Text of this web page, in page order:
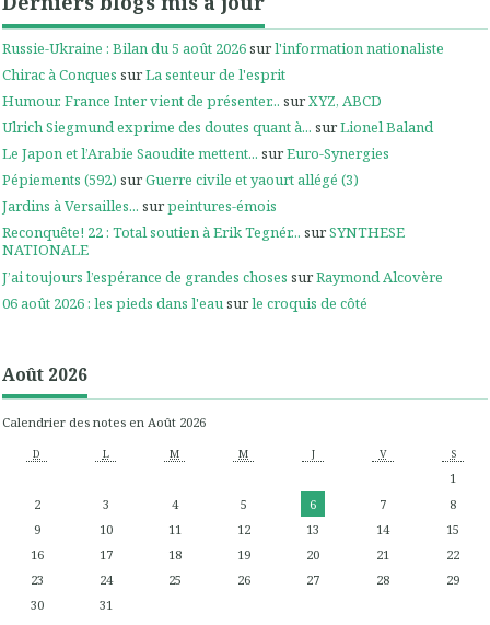
Russie-Ukraine : Bilan du 5 août 2026surl'information nationaliste
Chirac à Conques surLa senteur de l'esprit
Humour. France Inter vient de présenter... surXYZ, ABCD
Ulrich Siegmund exprime des doutes quant à... surLionel Baland
Le Japon et l’Arabie Saoudite mettent... surEuro-Synergies
Pépiements (592) surGuerre civile et yaourt allégé (3)
Jardins à Versailles... surpeintures-émois
Reconquête! 22 : Total soutien à Erik Tegnér... surSYNTHESE
NATIONALE
J’ai toujours l’espérance de grandes choses surRaymond Alcovère
06 août 2026 : les pieds dans l'eausurle croquis de côté
Août 2026
Calendrier des notes en Août 2026
D L M M J V S
1
2
3 4 5 6 7
8
9
10 11 12 13 14
15
16
17 18 19 20 21
22
23
24 25 26 27 28
29
30
31